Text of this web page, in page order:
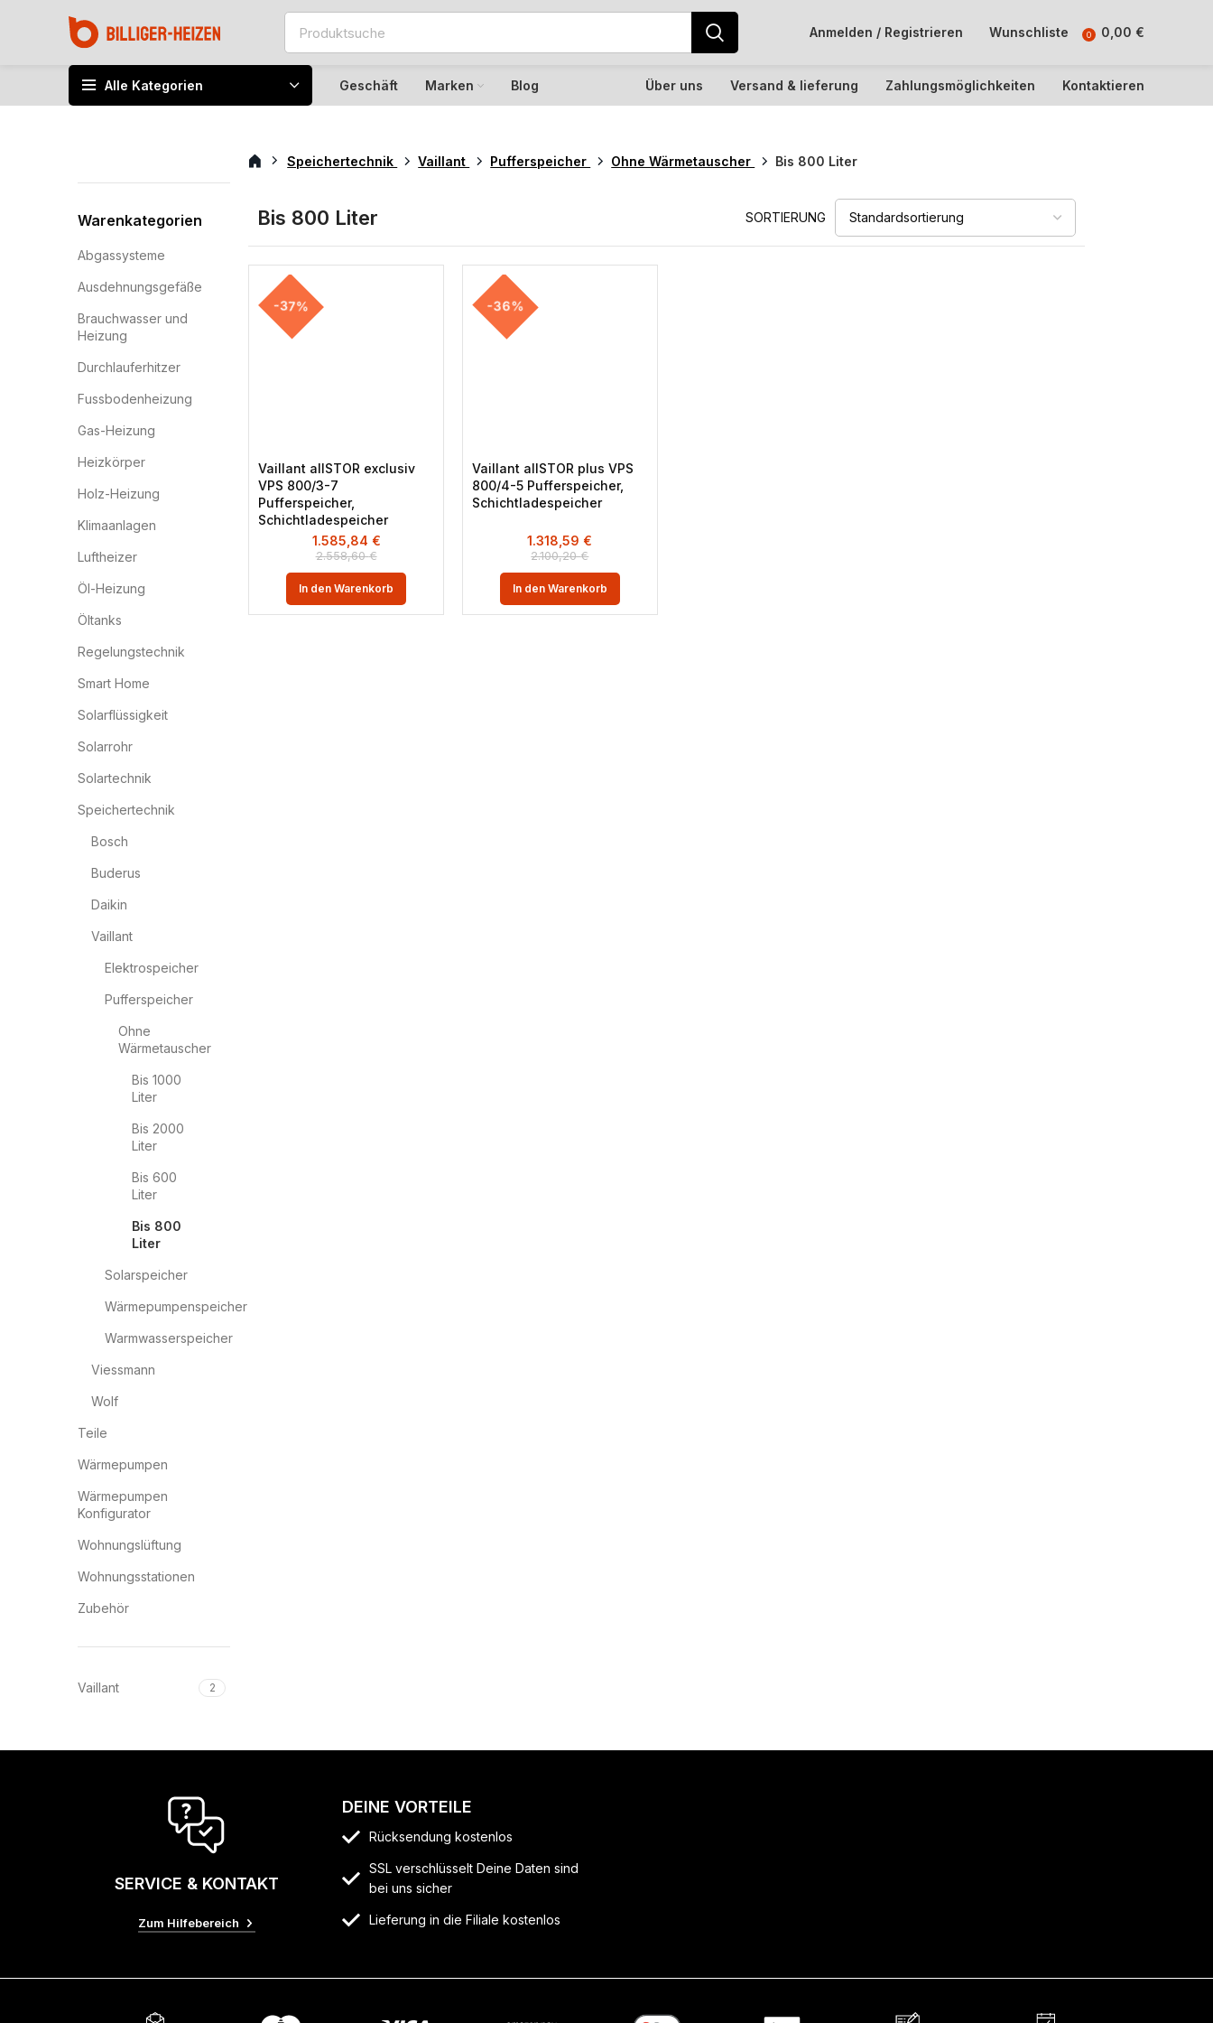
Anmelden / Registrieren Wunschliste 0 0,00 €
Alle Kategorien Geschäft Marken Blog Über uns Versand & lieferung Zahlungsmöglichkeiten Kontaktieren
Warenkategorien
Abgassysteme
Ausdehnungsgefäße
Brauchwasser und
Heizung
Durchlauferhitzer
Fussbodenheizung
Gas-Heizung
Heizkörper
Holz-Heizung
Klimaanlagen
Luftheizer
Öl-Heizung
Öltanks
Regelungstechnik
Smart Home
Solarflüssigkeit
Solarrohr
Solartechnik
Speichertechnik
Bosch
Buderus
Daikin
Vaillant
Elektrospeicher
Pufferspeicher
Ohne
Wärmetauscher
Bis 1000
Liter
Bis 2000
Liter
Bis 600
Liter
Bis 800
Liter
Solarspeicher
Wärmepumpenspeicher
Warmwasserspeicher
Viessmann
Wolf
Teile
Wärmepumpen
Wärmepumpen
Konfigurator
Wohnungslüftung
Wohnungsstationen
Zubehör
Vaillant 2
Speichertechnik Vaillant Pufferspeicher Ohne Wärmetauscher Bis 800 Liter
Bis 800 Liter SORTIERUNG
-37%
Vaillant allSTOR exclusiv
VPS 800/3-7
Pufferspeicher,
Schichtladespeicher
2.558,60€
1.585,84 €
In den Warenkorb
-36%
Vaillant allSTOR plus VPS
800/4-5 Pufferspeicher,
Schichtladespeicher
2.100,20€
1.318,59 €
In den Warenkorb
SERVICE & KONTAKT
Zum Hilfebereich
DEINE VORTEILE
Rücksendung kostenlos
SSL verschlüsselt Deine Daten sind
bei uns sicher
Lieferung in die Filiale kostenlos